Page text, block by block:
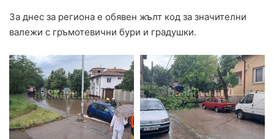
За днес за региона е обявен жълт код за значителни
валежи с гръмотевични бури и градушки.